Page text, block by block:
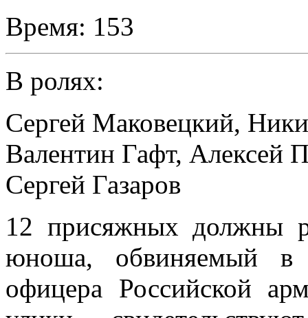
Время: 153
В ролях:
Сергей Маковецкий,
Валентин Гафт, Алексей
Сергей Газаров
12 присяжных должны
юноша, обвиняемый в
офицера Российской